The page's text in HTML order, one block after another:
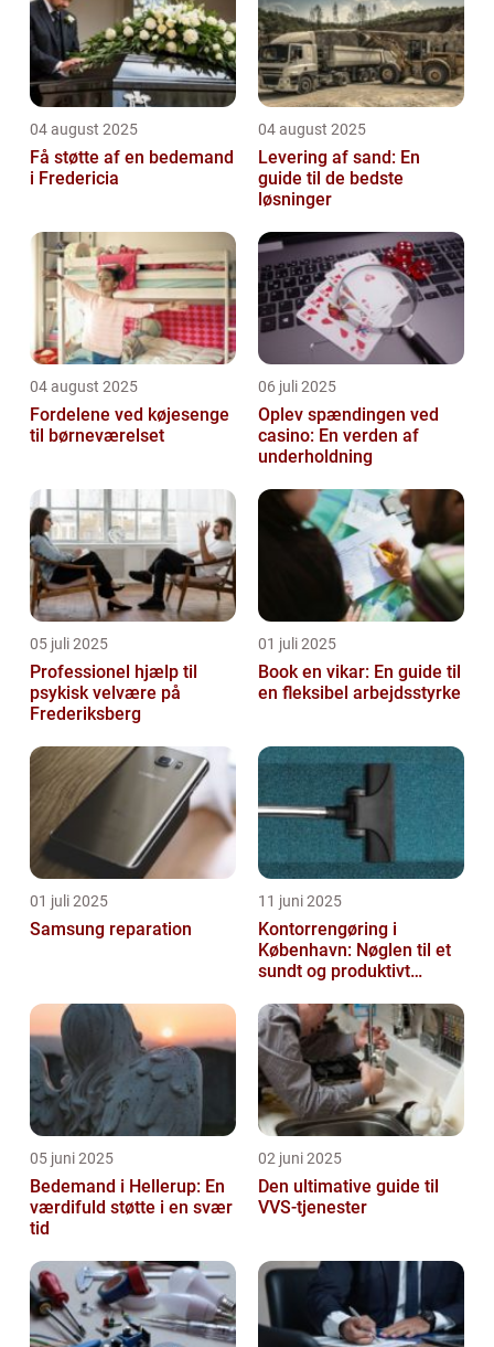
04 august 2025
Få støtte af en bedemand
i Fredericia
04 august 2025
Levering af sand: En
guide til de bedste
løsninger
04 august 2025
Fordelene ved køjesenge
til børneværelset
06 juli 2025
Oplev spændingen ved
casino: En verden af
underholdning
05 juli 2025
Professionel hjælp til
psykisk velvære på
Frederiksberg
01 juli 2025
Book en vikar: En guide til
en fleksibel arbejdsstyrke
01 juli 2025
Samsung reparation
11 juni 2025
Kontorrengøring i
København: Nøglen til et
sundt og produktivt
05 juni 2025
Bedemand i Hellerup: En
værdifuld støtte i en svær
tid
02 juni 2025
Den ultimative guide til
VVS-tjenester